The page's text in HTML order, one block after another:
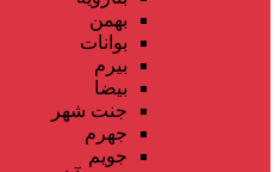
بهمن
بوانات
بیرم
بیضا
جنت شهر
جهرم
جویم